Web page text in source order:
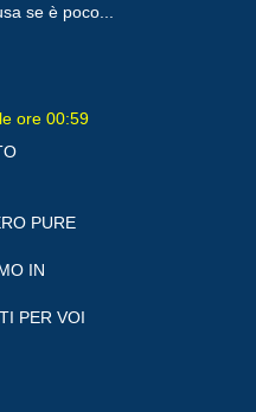
se è poco...
ore 00:59
PURE
IN
PER VOI